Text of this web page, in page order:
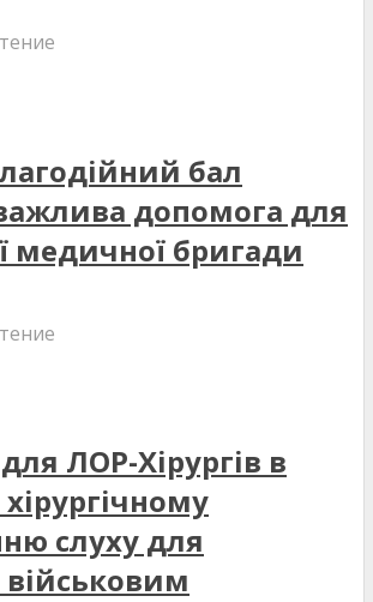
бал
допомога для
медичної бригади
ЛОР-Хірургів в
слуху для